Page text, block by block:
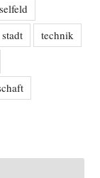
stadt
technik